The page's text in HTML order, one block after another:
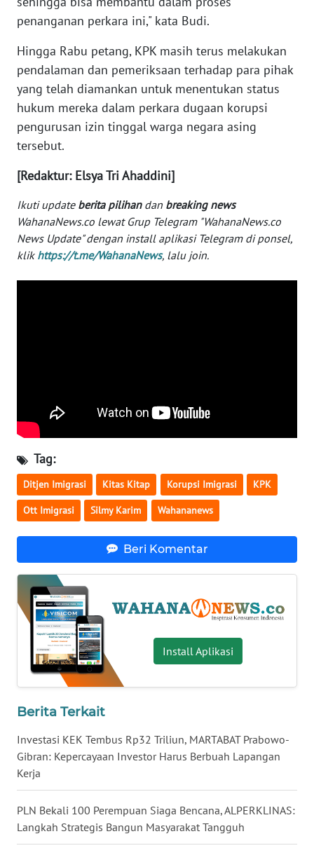
penanganan perkara ini," kata Budi.
Hingga Rabu petang, KPK masih terus melakukan
pendalaman dan pemeriksaan terhadap para pihak
yang telah diamankan untuk menentukan status
hukum mereka dalam perkara dugaan korupsi
pengurusan izin tinggal warga negara asing
tersebut.
[Redaktur: Elsya Tri Ahaddini]
Ikuti update berita pilihandan breaking news
WahanaNews.co lewat Grup Telegram "WahanaNews.co
News Update" dengan install aplikasi Telegram di ponsel,
klik https://t.me/WahanaNews, lalu join.
Tag:
Ditjen Imigrasi Kitas Kitap Korupsi Imigrasi KPK
Ott Imigrasi Silmy Karim Wahananews
Beri Komentar
Install Aplikasi
Berita Terkait
Investasi KEK Tembus Rp32 Triliun, MARTABAT Prabowo-
Gibran: Kepercayaan Investor Harus Berbuah Lapangan
Kerja
PLN Bekali 100 Perempuan Siaga Bencana, ALPERKLINAS:
Langkah Strategis Bangun Masyarakat Tangguh
WN
NUSANTARA
WN
JOGJA
JATIM
WN
WN
KALBAR
WN
WN
SULSEL
WN
WN
SULUT
WN
MALUKU
WN
MALUT
WN
DAIRI
DANAU
TOBA